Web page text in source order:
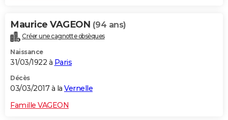
Maurice VAGEON (94 ans)
Créer une cagnotte obsèques
Naissance
31/03/1922 à Paris
Décès
03/03/2017 à la Vernelle
Famille VAGEON